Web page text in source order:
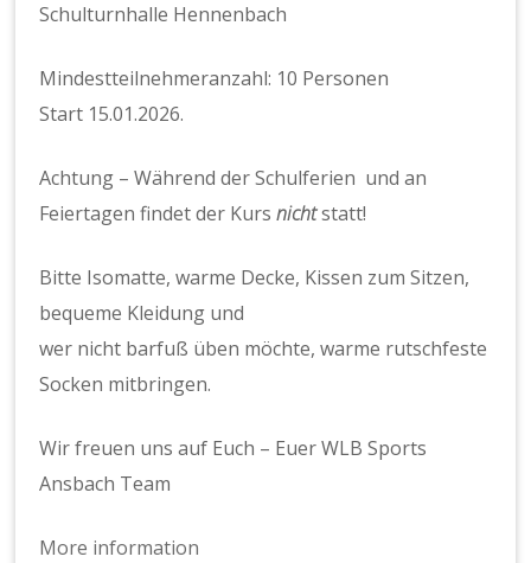
Schulturnhalle Hennenbach
Mindestteilnehmeranzahl: 10 Personen
Start 15.01.2026.
Achtung – Während der Schulferien und an
Feiertagen findet der Kursnichtstatt!
Bitte Isomatte, warme Decke, Kissen zum Sitzen,
bequeme Kleidung und
wer nicht barfuß üben möchte, warme rutschfeste
Socken mitbringen.
Wir freuen uns auf Euch – Euer WLB Sports
Ansbach Team
More information